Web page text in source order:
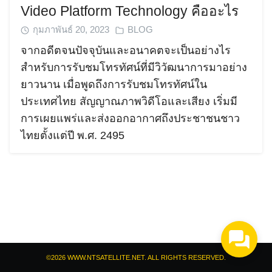
Search
Search
Video Platform Technology คืออะไร
กุมภาพันธ์ 20, 2023 BLOG
จากอดีตจนปัจจุบันและอนาคตจะเป็นอย่างไร
สำหรับการรับชมโทรทัศน์ที่มีวิวัฒนาการมาอย่าง
ยาวนาน เมื่อพูดถึงการรับชมโทรทัศน์ใน
ประเทศไทย สัญญาณภาพวิดีโอและเสียง เริ่มมี
การเผยแพร่และส่งออกอากาศถึงประชาชนชาว
ไทยตั้งแต่ปี พ.ศ. 2495
©2026 WWW.NTSATELLITE.NET. ALL RIGHTS RESERVED.